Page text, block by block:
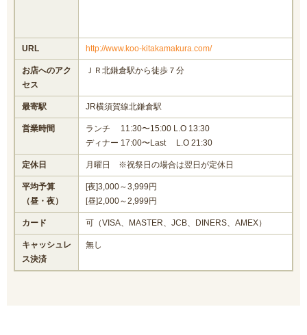
URL http://www.koo-kitakamakura.com/
お店へのアク
セス
ＪＲ北鎌倉駅から徒歩７分
最寄駅 JR横須賀線北鎌倉駅
営業時間
ランチ 11:30〜15:00 L.O 13:30
ディナー 17:00〜Last L.O 21:30
定休日 月曜日 ※祝祭日の場合は翌日が定休日
平均予算
（昼・夜）
[夜]3,000～3,999円
[昼]2,000～2,999円
カード 可（VISA、MASTER、JCB、DINERS、AMEX）
キャッシュレ
ス決済
無し